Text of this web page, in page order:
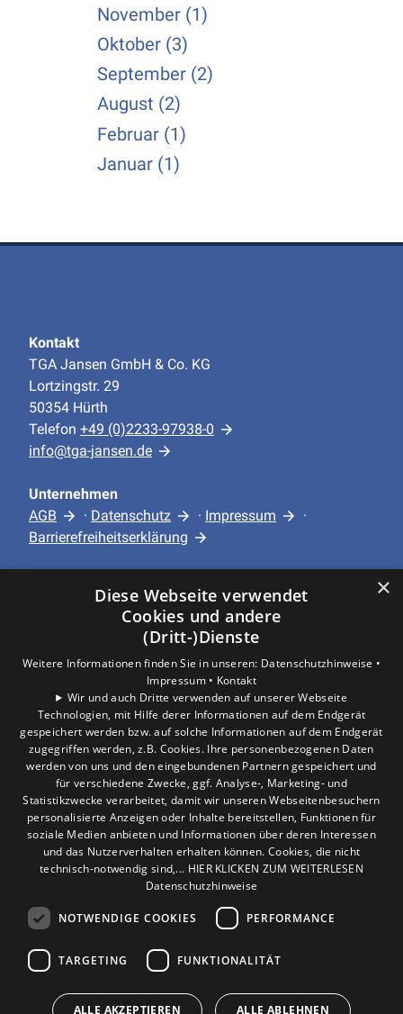
November (1)
Oktober (3)
September (2)
August (2)
Februar (1)
Januar (1)
Kontakt
TGA Jansen GmbH & Co. KG
Lortzingstr. 29
50354 Hürth
Telefon +49 (0)2233-97938-0
info@tga-jansen.de
Unternehmen
AGB
· Datenschutz · Impressum
·
Barrierefreiheitserklärung
Leistungen
Standort
Hürth
×
Diese Webseite verwendet
Cookies und andere
(Dritt-)Dienste
Weitere Informationen finden Sie in unseren: Datenschutzhinweise •
Impressum • Kontakt
Wir und auch Dritte verwenden auf unserer Webseite
Technologien, mit Hilfe derer Informationen auf dem Endgerät
gespeichert werden bzw. auf solche Informationen auf dem Endgerät
zugegriffen werden, z.B. Cookies. Ihre personenbezogenen Daten
werden von uns und den eingebundenen Partnern gespeichert und
für verschiedene Zwecke, ggf. Analyse-, Marketing- und
Statistikzwecke verarbeitet, damit wir unseren Webseitenbesuchern
personalisierte Anzeigen oder Inhalte bereitstellen, Funktionen für
soziale Medien anbieten und Informationen über deren Interessen
und das Nutzerverhalten erhalten können. Cookies, die nicht
technisch-notwendig sind,... HIER KLICKEN ZUM WEITERLESEN
Datenschutzhinweise
NOTWENDIGE COOKIES PERFORMANCE
TARGETING FUNKTIONALITÄT
ALLE AKZEPTIEREN ALLE ABLEHNEN